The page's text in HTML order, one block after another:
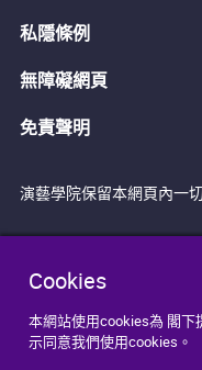
Cookies
本網站使用cookies為 閣
示同意我們使用cookies。
私隱條例
無障礙網頁
免責聲明
演藝學院保留本網頁內一